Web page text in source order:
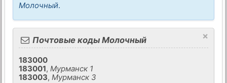
Молочный.
×
Почтовые коды Молочный
183000
183001, Мурманск 1
183003, Мурманск 3